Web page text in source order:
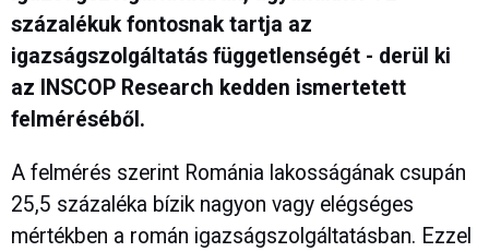
százalékuk fontosnak tartja az
igazságszolgáltatás függetlenségét - derül ki
az INSCOP Research kedden ismertetett
felméréséből.
A felmérés szerint Románia lakosságának csupán
25,5 százaléka bízik nagyon vagy elégséges
mértékben a román igazságszolgáltatásban. Ezzel